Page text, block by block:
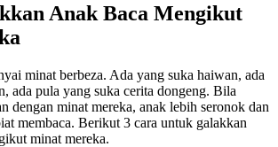
Anak Baca Mengikut
minat berbeza. Ada yang suka haiwan, ada
ada pula yang suka cerita dongeng. Bila
dengan minat mereka, anak lebih seronok dan
membaca. Berikut 3 cara untuk galakkan
minat mereka.